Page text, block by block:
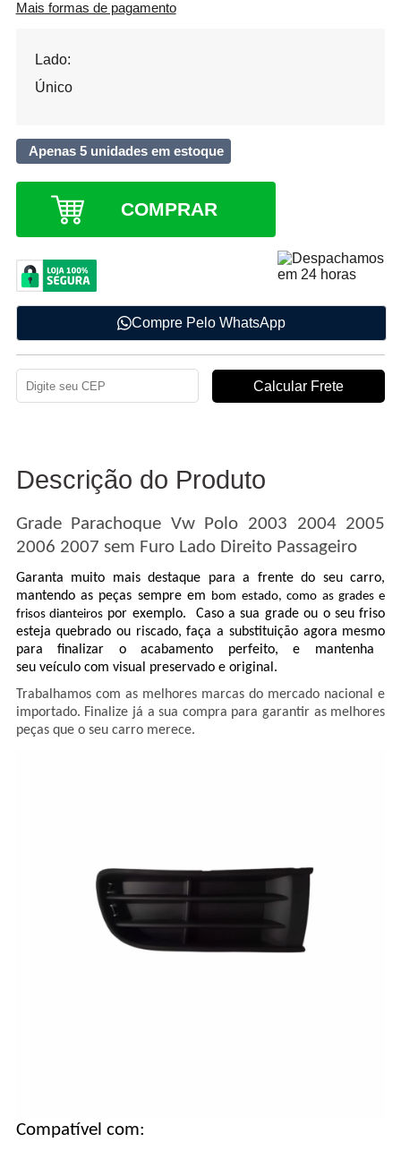
Mais formas de pagamento
Lado:
Único
Apenas 5 unidades em estoque
COMPRAR
Compre Pelo WhatsApp
Descrição do Produto
Grade Parachoque Vw Polo 2003 2004 2005
2006 2007 sem Furo Lado Direito Passageiro
Garanta muito mais destaque para a frente do seu carro,
mantendo as peças sempre em bom estado, como as grades e
frisos dianteirospor exemplo. Caso a sua grade ou o seu friso
esteja quebrado ou riscado, faça a substituição agora mesmo
para finalizar o acabamento perfeito, e mantenha
seu veículo com visual preservado e original.
Trabalhamos com as melhores marcas do mercado nacional e
importado. Finalize já a sua compra para garantir as melhores
peças que o seu carro merece.
Compatível com: